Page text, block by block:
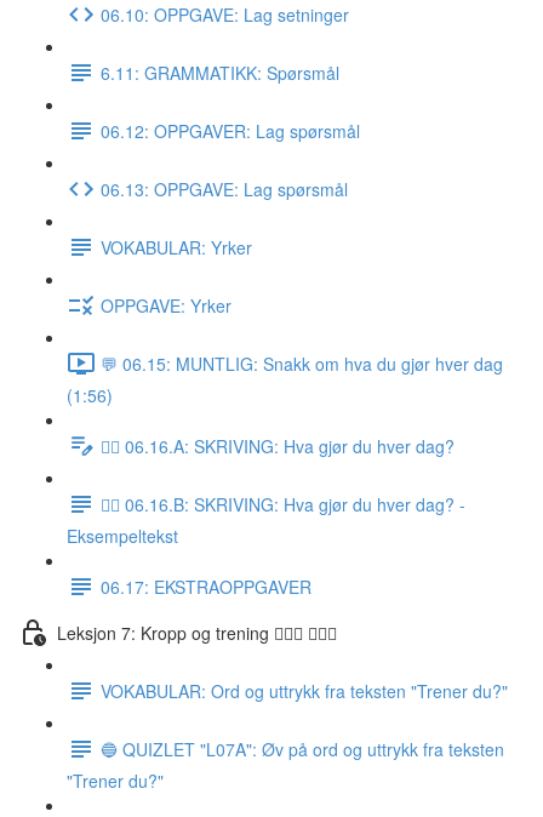
06.10: OPPGAVE: Lag setninger
6.11: GRAMMATIKK: Spørsmål
06.12: OPPGAVER: Lag spørsmål
06.13: OPPGAVE: Lag spørsmål
VOKABULAR: Yrker
OPPGAVE: Yrker
💬 06.15: MUNTLIG: Snakk om hva du gjør hver dag
(1:56)
✍🏼 06.16.A: SKRIVING: Hva gjør du hver dag?
✍🏼 06.16.B: SKRIVING: Hva gjør du hver dag? -
Eksempeltekst
06.17: EKSTRAOPPGAVER
Leksjon 7: Kropp og trening 🚶🏼‍♀️ 🏋🏽‍♀️
VOKABULAR: Ord og uttrykk fra teksten "Trener du?"
🔵 QUIZLET "L07A": Øv på ord og uttrykk fra teksten
"Trener du?"